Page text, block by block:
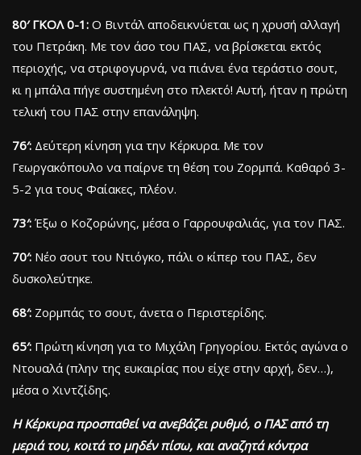
80′ ΓΚΟΛ 0-1: Ο Βιντάλ αποδεικνύεται ως η χρυσή αλλαγή
του Πετράκη. Με τον άσο του ΠΑΣ, να βρίσκεται εκτός
περιοχής, να στριφογυρνά, να πιάνει ένα τεράστιο σουτ,
κι η μπάλα πήγε συστημένη στο πλεκτό! Αυτή, ήταν η πρώτη
τελική του ΠΑΣ στην επανάληψη.
76′: Δεύτερη κίνηση για την Κέρκυρα. Με τον
Γεωργακόπουλο να παίρνε τη θέση του Ζορμπά. Καθαρό 3-
5-2 για τους Φαίακες, πλέον.
73′: Έξω ο Κοζορώνης, μέσα ο Γαρρουφαλιάς, για τον ΠΑΣ.
70′: Νέο σουτ του Ντιόγκο, πάλι ο κίπερ του ΠΑΣ, δεν
δυσκολεύτηκε.
68′: Ζορμπάς το σουτ, άνετα ο Περιστερίδης.
65′: Πρώτη κίνηση για το Μιχάλη Γρηγορίου. Εκτός αγώνα ο
Ντουαλά (πλην της ευκαιρίας που είχε στην αρχή, δεν…),
μέσα ο Χιντζίδης.
Η Κέρκυρα προσπαθεί να ανεβάζει ρυθμό, ο ΠΑΣ από τη
μεριά του, κοιτά το μηδέν πίσω, και αναζητά κόντρα